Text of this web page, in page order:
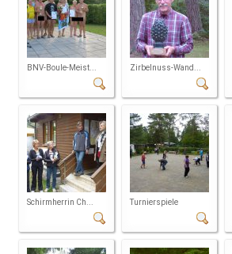
BNV-Boule-Meist... Zirbelnuss-Wand...
Schirmherrin Ch... Turnierspiele